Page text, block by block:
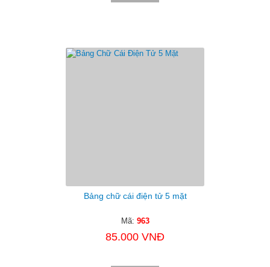
Bảng chữ cái điện tử 5 mặt
Mã: 963
85.000 VNĐ